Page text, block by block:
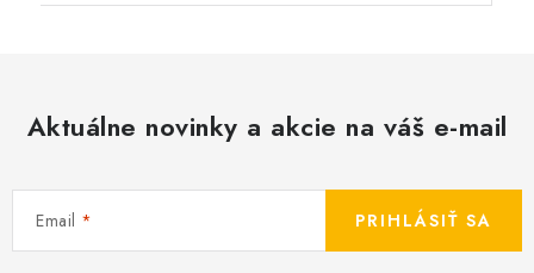
Aktuálne novinky a akcie na váš e-mail
Email PRIHLÁSIŤ SA